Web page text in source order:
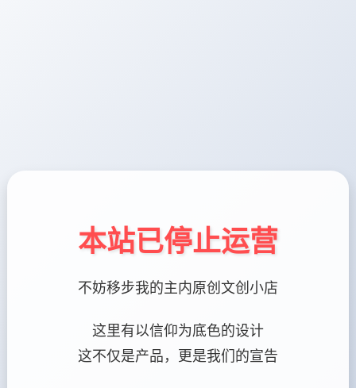
本站已停止运营
不妨移步我的主内原创文创小店
这里有以信仰为底色的设计
这不仅是产品，更是我们的宣告